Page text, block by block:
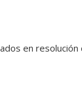
en resolución